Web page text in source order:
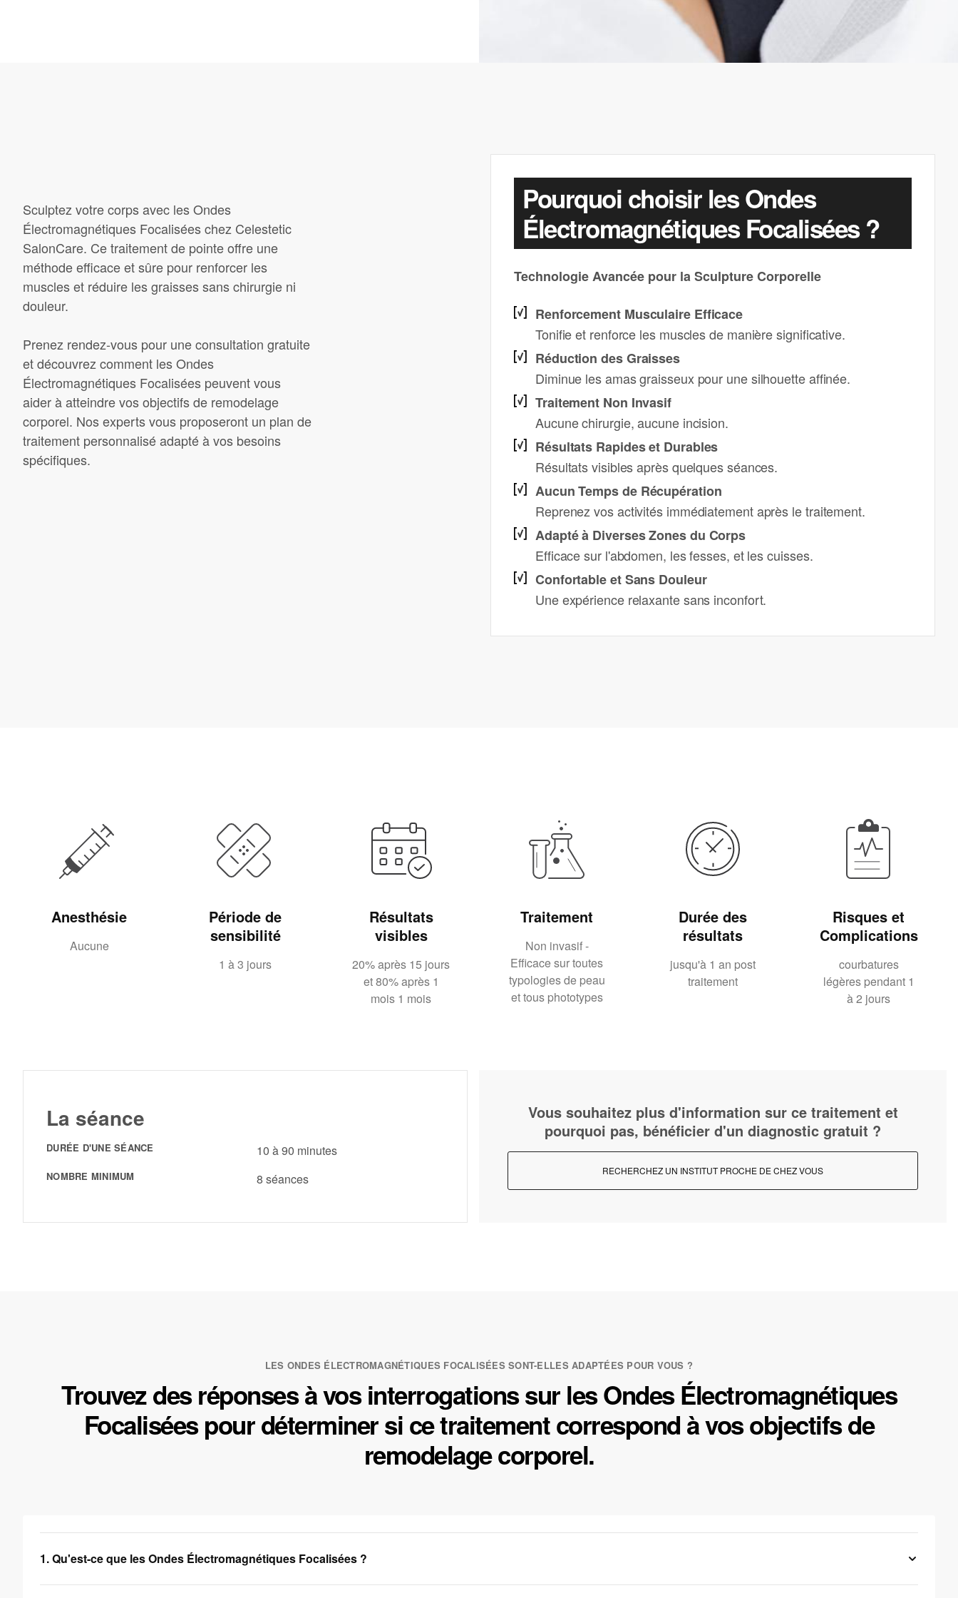
Sculptez votre corps avec les Ondes
Électromagnétiques Focalisées chez Celestetic
SalonCare. Ce traitement de pointe offre une
méthode efficace et sûre pour renforcer les
muscles et réduire les graisses sans chirurgie ni
douleur.
Prenez rendez-vous pour une consultation gratuite
et découvrez comment les Ondes
Électromagnétiques Focalisées peuvent vous
aider à atteindre vos objectifs de remodelage
corporel. Nos experts vous proposeront un plan de
traitement personnalisé adapté à vos besoins
spécifiques.
Pourquoi choisir les Ondes
Électromagnétiques Focalisées ?
Technologie Avancée pour la Sculpture Corporelle
Renforcement Musculaire Efficace
Tonifie et renforce les muscles de manière significative.
Réduction des Graisses
Diminue les amas graisseux pour une silhouette affinée.
Traitement Non Invasif
Aucune chirurgie, aucune incision.
Résultats Rapides et Durables
Résultats visibles après quelques séances.
Aucun Temps de Récupération
Reprenez vos activités immédiatement après le traitement.
Adapté à Diverses Zones du Corps
Efficace sur l'abdomen, les fesses, et les cuisses.
Confortable et Sans Douleur
Une expérience relaxante sans inconfort.
Anesthésie
Aucune
Période de
sensibilité
1 à 3 jours
Résultats
visibles
20% après 15 jours
et 80% après 1
mois 1 mois
Traitement
Non invasif -
Efficace sur toutes
typologies de peau
et tous phototypes
Durée des
résultats
jusqu'à 1 an post
traitement
Risques et
Complications
courbatures
légères pendant 1
à 2 jours
La séance
DURÉE D'UNE SÉANCE 10 à 90 minutes
NOMBRE MINIMUM 8 séances
Vous souhaitez plus d'information sur ce traitement et
pourquoi pas, bénéficier d'un diagnostic gratuit ?
RECHERCHEZ UN INSTITUT PROCHE DE CHEZ VOUS
LES ONDES ÉLECTROMAGNÉTIQUES FOCALISÉES SONT-ELLES ADAPTÉES POUR VOUS ?
Trouvez des réponses à vos interrogations sur les Ondes Électromagnétiques
Focalisées pour déterminer si ce traitement correspond à vos objectifs de
remodelage corporel.
1. Qu'est-ce que les Ondes Électromagnétiques Focalisées ?